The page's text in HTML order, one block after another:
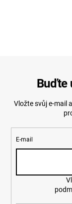
Buďte
Vložte svůj e-mail
E-mail